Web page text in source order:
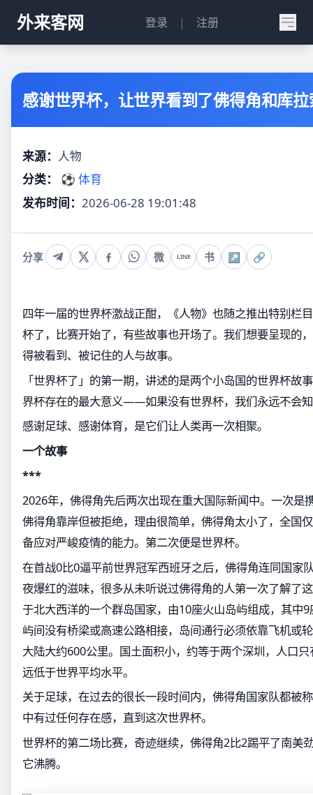
外来客网 登录 | 注册
感谢世界杯，让世界看到了佛得角和库拉
来源： 人物
分类：
⚽ 体育
发布时间： 2026-06-28 19:01:48
分享 微 LINE 书 ↗ 🔗
四年一届的世界杯激战正酣，《人物》也随之推出特别
杯了，比赛开始了，有些故事也开场了。我们想要呈现的
得被看到、被记住的人与故事。
「世界杯了」的第一期，讲述的是两个小岛国的世界杯故
界杯存在的最大意义——如果没有世界杯，我们永远不会
感谢足球、感谢体育，是它们让人类再一次相聚。
一个故事
***
2026年，佛得角先后两次出现在重大国际新闻中。一次是
佛得角靠岸但被拒绝，理由很简单，佛得角太小了，全国
备应对严峻疫情的能力。第二次便是世界杯。
在首战0比0逼平前世界冠军西班牙之后，佛得角连同国家
夜爆红的滋味，很多从未听说过佛得角的人第一次了解
于北大西洋的一个群岛国家，由10座火山岛屿组成，其中
屿间没有桥梁或高速公路相接，岛间通行必须依靠飞机或
大陆大约600公里。国土面积小，约等于两个深圳，人口
远低于世界平均水平。
关于足球，在过去的很长一段时间内，佛得角国家队都被
中有过任何存在感，直到这次世界杯。
世界杯的第二场比赛，奇迹继续，佛得角2比2踢平了南美
它沸腾。